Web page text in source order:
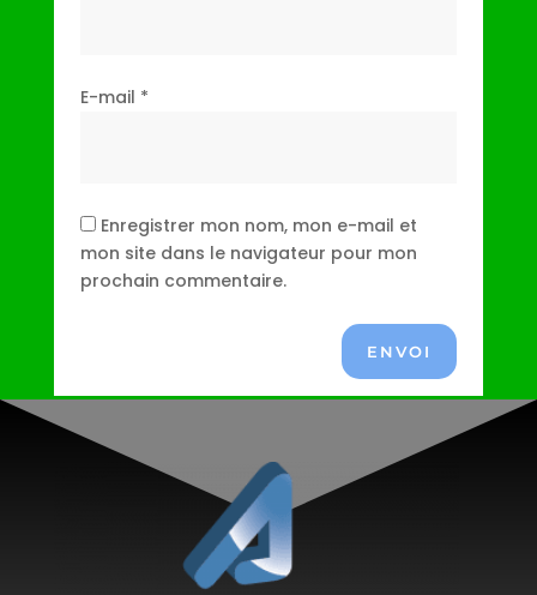
E-mail *
Enregistrer mon nom, mon e-mail et
mon site dans le navigateur pour mon
prochain commentaire.
ENVOI